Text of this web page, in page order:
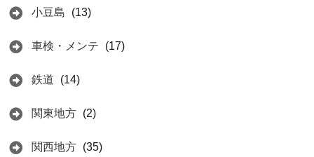
小豆島 (13)
車検・メンテ (17)
鉄道 (14)
関東地方 (2)
関西地方 (35)